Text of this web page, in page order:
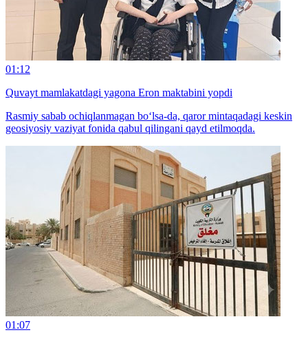
01:12
Quvayt mamlakatdagi yagona Eron maktabini yopdi
Rasmiy sabab ochiqlanmagan bo‘lsa-da, qaror mintaqadagi keskin
geosiyosiy vaziyat fonida qabul qilingani qayd etilmoqda.
01:07